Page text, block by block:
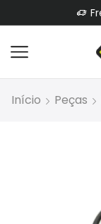
Início Peças